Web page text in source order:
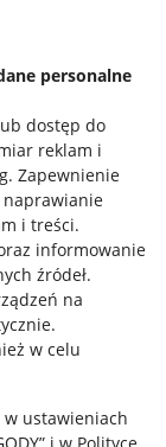
personalne
dostęp do
reklam i
. Zapewnienie
naprawianie
i treści.
informowanie
źródeł.
na
.
w celu
w ustawieniach